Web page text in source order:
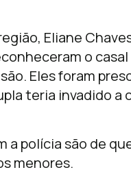
Eliane
o
Eles foram
teria invadido a
a polícia são de
menores.